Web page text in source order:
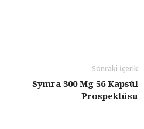
Sonraki İçerik
Symra 300 Mg 56 Kapsül
Prospektüsu